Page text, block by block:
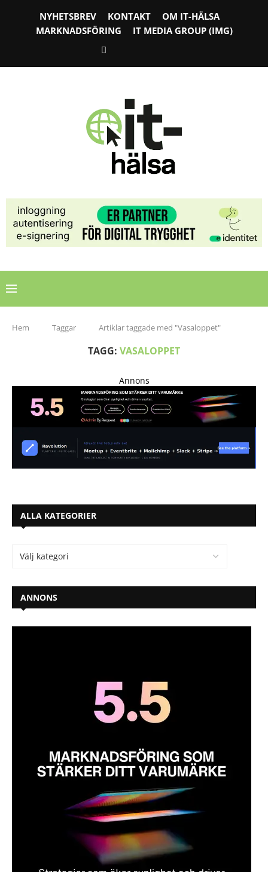
NYHETSBREV KONTAKT
OM IT-HÄLSA
MARKNADSFÖRING
IT MEDIA GROUP (IMG)
Hem Taggar Artiklar taggade med "Vasaloppet"
TAGG: VASALOPPET
Annons
ALLA KATEGORIER
ANNONS